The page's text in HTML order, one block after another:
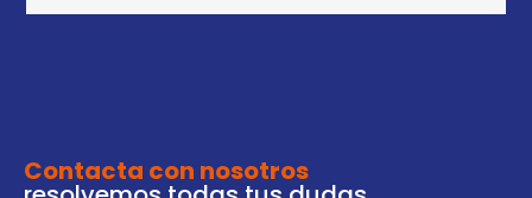
Contacta con nosotros